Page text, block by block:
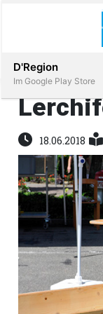
Immobilien
Stellen
Paper
App
18.06.2018
D'Region
Im Google Play Store